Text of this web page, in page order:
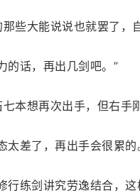
些大能说说也就罢了，
的话，再出几剑吧。”
本想再次出手，但右手
太差了，再出手会很累的
行练剑讲究劳逸结合，